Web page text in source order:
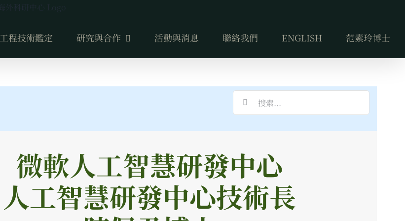
工程技術鑑定 研究與合作 活動與消息 聯絡我們 ENGLISH 范素玲博士
微軟人工智慧研發中心
人工智慧研發中心技術長